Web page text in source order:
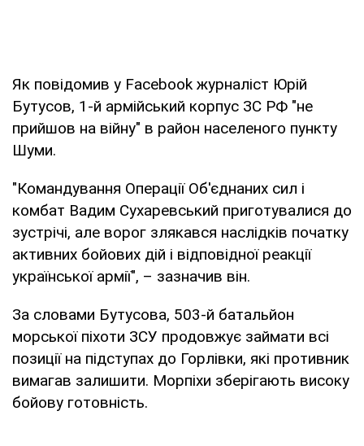
Як повідомив у Facebook журналіст Юрій
Бутусов, 1-й армійський корпус ЗС РФ "не
прийшов на війну" в район населеного пункту
Шуми.
"Командування Операції Об'єднаних сил і
комбат Вадим Сухаревський приготувалися до
зустрічі, але ворог злякався наслідків початку
активних бойових дій і відповідної реакції
української армії", – зазначив він.
За словами Бутусова, 503-й батальйон
морської піхоти ЗСУ продовжує займати всі
позиції на підступах до Горлівки, які противник
вимагав залишити. Морпіхи зберігають високу
бойову готовність.